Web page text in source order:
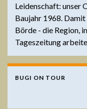
Leidenschaft: unser
Baujahr 1968.
Börde - die Region,
Tageszeitung arbeite.
BUGI ON TOUR